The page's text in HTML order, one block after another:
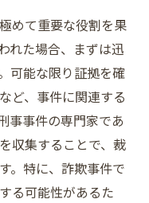
めて重要な役割を果
れた場合、まずは迅
可能な限り証拠を確
ど、事件に関連する
事事件の専門家であ
収集することで、裁
。特に、詐欺事件で
る可能性があるた